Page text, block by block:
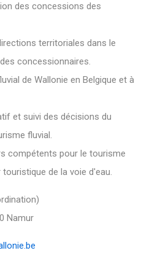
des concessions des
territoriales dans le
concessionnaires.
de Wallonie en Belgique et à
et suivi des décisions du
fluvial.
compétents pour le tourisme
de la voie d'eau.
Namur